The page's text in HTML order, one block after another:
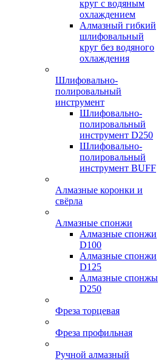
круг с водяным
охлаждением
Алмазный гибкий
шлифовальный
круг без водяного
охлаждения
Шлифовально-
полировальный
инструмент
Шлифовально-
полировальный
инструмент D250
Шлифовально-
полировальный
инструмент BUFF
Алмазные коронки и
свёрла
Алмазные спонжи
Алмазные спонжи
D100
Алмазные спонжи
D125
Алмазные спонжы
D250
Фреза торцевая
Фреза профильная
Ручной алмазный